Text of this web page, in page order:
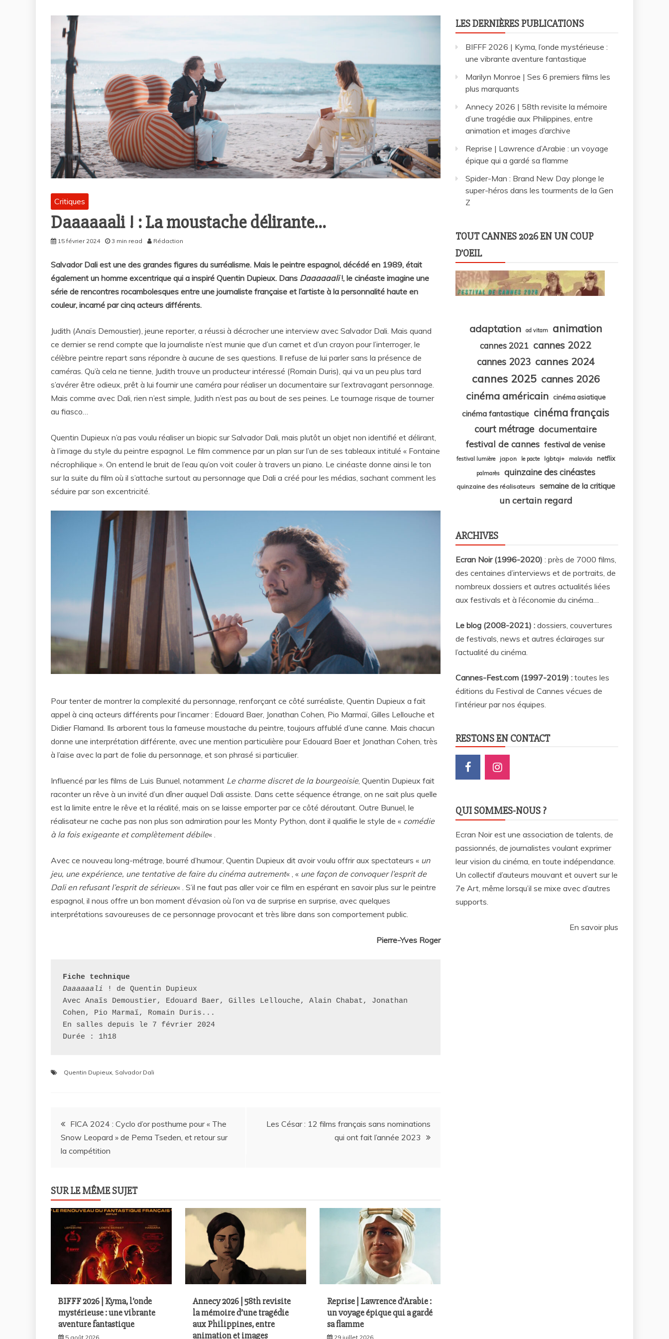
Critiques
Daaaaaali ! : La moustache délirante…
15 février 2024 3 min read Rédaction
Salvador Dali est une des grandes figures du surréalisme. Mais le peintre espagnol, décédé en 1989, était
également un homme excentrique qui a inspiré Quentin Dupieux. Dans Daaaaaali!, le cinéaste imagine une
série de rencontres rocambolesques entre une journaliste française et l’artiste à la personnalité haute en
couleur, incarné par cinq acteurs différents.
Judith (Anaïs Demoustier), jeune reporter, a réussi à décrocher une interview avec Salvador Dali. Mais quand
ce dernier se rend compte que la journaliste n’est munie que d’un carnet et d’un crayon pour l’interroger, le
célèbre peintre repart sans répondre à aucune de ses questions. Il refuse de lui parler sans la présence de
caméras. Qu’à cela ne tienne, Judith trouve un producteur intéressé (Romain Duris), qui va un peu plus tard
s’avérer être odieux, prêt à lui fournir une caméra pour réaliser un documentaire sur l’extravagant personnage.
Mais comme avec Dali, rien n’est simple, Judith n’est pas au bout de ses peines. Le tournage risque de tourner
au fiasco…
Quentin Dupieux n’a pas voulu réaliser un biopic sur Salvador Dali, mais plutôt un objet non identifié et délirant,
à l’image du style du peintre espagnol. Le film commence par un plan sur l’un de ses tableaux intitulé « Fontaine
nécrophilique ». On entend le bruit de l’eau qu’on voit couler à travers un piano. Le cinéaste donne ainsi le ton
sur la suite du film où il s’attache surtout au personnage que Dali a créé pour les médias, sachant comment les
séduire par son excentricité.
Pour tenter de montrer la complexité du personnage, renforçant ce côté surréaliste, Quentin Dupieux a fait
appel à cinq acteurs différents pour l’incarner : Edouard Baer, Jonathan Cohen, Pio Marmaï, Gilles Lellouche et
Didier Flamand. Ils arborent tous la fameuse moustache du peintre, toujours affublé d’une canne. Mais chacun
donne une interprétation différente, avec une mention particulière pour Edouard Baer et Jonathan Cohen, très
à l’aise avec la part de folie du personnage, et son phrasé si particulier.
Influencé par les films de Luis Bunuel, notamment Le charme discret de la bourgeoisie, Quentin Dupieux fait
raconter un rêve à un invité d’un dîner auquel Dali assiste. Dans cette séquence étrange, on ne sait plus quelle
est la limite entre le rêve et la réalité, mais on se laisse emporter par ce côté déroutant. Outre Bunuel, le
réalisateur ne cache pas non plus son admiration pour les Monty Python, dont il qualifie le style de « comédie
à la fois exigeante et complètement débile« .
Avec ce nouveau long-métrage, bourré d’humour, Quentin Dupieux dit avoir voulu offrir aux spectateurs « un
jeu, une expérience, une tentative de faire du cinéma autrement« , « une façon de convoquer l’esprit de
Dali en refusant l’esprit de sérieux« . S’il ne faut pas aller voir ce film en espérant en savoir plus sur le peintre
espagnol, il nous offre un bon moment d’évasion où l’on va de surprise en surprise, avec quelques
interprétations savoureuses de ce personnage provocant et très libre dans son comportement public.
Pierre-Yves Roger
Fiche technique
Daaaaaali
! de Quentin Dupieux
Avec Anaïs Demoustier, Edouard Baer, Gilles Lellouche, Alain Chabat, Jonathan
Cohen, Pio Marmaï, Romain Duris...
En salles depuis le 7 février 2024
Durée : 1h18
Quentin Dupieux, Salvador Dali
Navigation
de
FICA 2024 : Cyclo d’or posthume pour « The
Snow Leopard » de Pema Tseden, et retour sur
la compétition
Les César : 12 films français sans nominations
qui ont fait l’année 2023
SUR LE MÊME SUJET
BIFFF 2026 | Kyma, l’onde
mystérieuse : une vibrante
aventure fantastique
5 août 2026
Annecy 2026 | 58th revisite
la mémoire d’une tragédie
aux Philippines, entre
animation et images
Reprise | Lawrence d’Arabie :
un voyage épique qui a gardé
sa flamme
29 juillet 2026
LES DERNIÈRES PUBLICATIONS
BIFFF 2026 | Kyma, l’onde mystérieuse :
une vibrante aventure fantastique
Marilyn Monroe | Ses 6 premiers films les
plus marquants
Annecy 2026 | 58th revisite la mémoire
d’une tragédie aux Philippines, entre
animation et images d’archive
Reprise | Lawrence d’Arabie : un voyage
épique qui a gardé sa flamme
Spider-Man : Brand New Day plonge le
super-héros dans les tourments de la Gen
Z
TOUT CANNES 2026 EN UN COUP
D’OEIL
adaptation ad vitam animation
cannes 2021 cannes 2022
cannes 2023 cannes 2024
cannes 2025 cannes 2026
cinéma américain
cinéma asiatique
cinéma fantastique cinéma français
court métrage documentaire
festival de cannes festival de venise
festival lumière japon le pacte lgbtqi+ malavida netflix
palmarès quinzaine des cinéastes
quinzaine des réalisateurs semaine de la critique
un certain regard
ARCHIVES
Ecran Noir (1996-2020) : près de 7000 films,
des centaines d’interviews et de portraits, de
nombreux dossiers et autres actualités liées
aux festivals et à l’économie du cinéma…
Le blog (2008-2021) : dossiers, couvertures
de festivals, news et autres éclairages sur
l’actualité du cinéma
Cannes-Fest.com (1997-2019) : toutes les
éditions du Festival de Cannes vécues de
l’intérieur par nos équipes.
RESTONS EN CONTACT
QUI SOMMES-NOUS ?
Ecran Noir est une association de talents, de
passionnés, de journalistes voulant exprimer
leur vision du cinéma, en toute indépendance.
Un collectif d’auteurs mouvant et ouvert sur le
7e Art, même lorsqu’il se mixe avec d’autres
supports.
En savoir plus